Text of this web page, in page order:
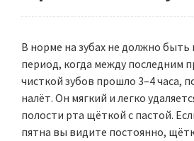
В норме на зубах не должно быть
период, когда между последним
чисткой зубов прошло 3–4 часа,
налёт. Он мягкий и легко
полости рта щёткой с пастой.
пятна вы видите постоянно,